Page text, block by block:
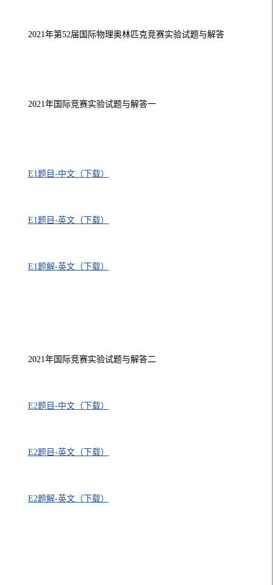
2021年第52届国际物理奥林匹克竞赛实验试题与解答
2021年国际竞赛实验试题与解答一
E1题目-中文（下载）
E1题目-英文（下载）
E1题解-英文（下载）
2021年国际竞赛实验试题与解答二
E2题目-中文（下载）
E2题目-英文（下载）
E2题解-英文（下载）